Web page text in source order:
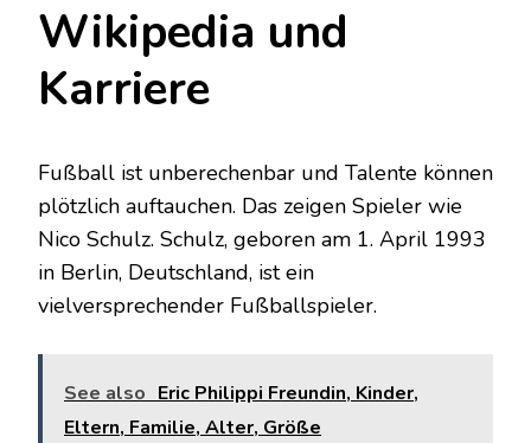
Wikipedia und
Karriere
Fußball ist unberechenbar und Talente können
plötzlich auftauchen. Das zeigen Spieler wie
Nico Schulz. Schulz, geboren am 1. April 1993
in Berlin, Deutschland, ist ein
vielversprechender Fußballspieler.
See also Eric Philippi Freundin, Kinder,
Eltern, Familie, Alter, Größe